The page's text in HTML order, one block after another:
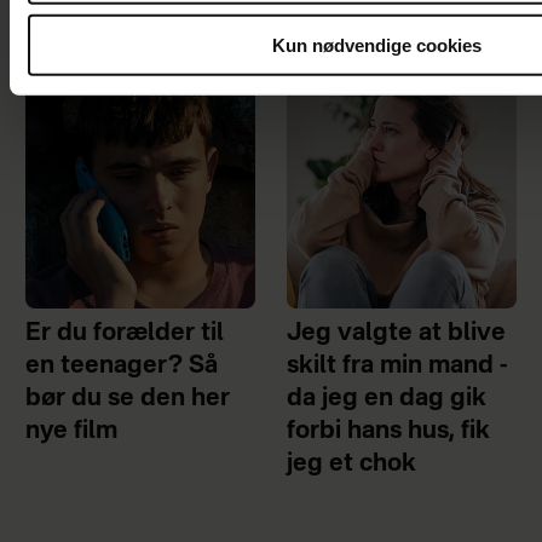
Kun nødvendige cookies
Er du forælder til
en teenager? Så
bør du se den her
nye film
Jeg valgte at blive
skilt fra min mand -
da jeg en dag gik
forbi hans hus, fik
jeg et chok